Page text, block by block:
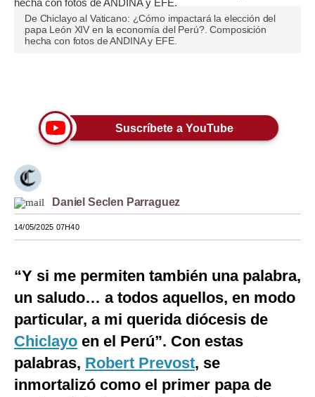
Lujo
Mundo
EEUU
México
Tecnología
Club del Suscriptor
Mix
G de Gestión
Notas Contratadas
De Chiclayo al Vaticano: ¿Cómo impactará la elección del
papa León XIV en la economía del Perú?. Composición
hecha con fotos de ANDINA y EFE.
Suscríbete a YouTube
Daniel Seclen Parraguez
14/05/2025 07H40
“Y si me permiten también una palabra,
un saludo… a todos aquellos, en modo
particular, a mi querida diócesis de
Chiclayo en el Perú”. Con estas
palabras, Robert Prevost, se
inmortalizó como el primer papa de